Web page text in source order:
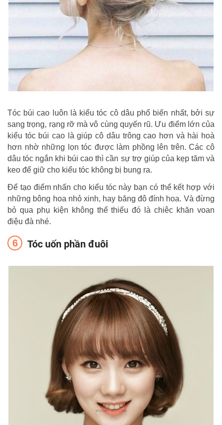
Tóc búi cao luôn là kiểu tóc cô dâu phổ biến nhất, bởi sự
sang trọng, rạng rỡ mà vô cùng quyến rũ. Ưu điểm lớn của
kiểu tóc búi cao là giúp cô dâu trông cao hơn và hài hoà
hơn nhờ những lọn tóc được làm phồng lên trên. Các cô
dâu tóc ngắn khi búi cao thì cần sự trợ giúp của kẹp tăm và
keo để giữ cho kiểu tóc không bị bung ra.
Để tạo điểm nhấn cho kiểu tóc này bạn có thể kết hợp với
những bông hoa nhỏ xinh, hay băng đô đính hoa. Và đừng
bỏ qua phụ kiện không thể thiếu đó là chiêc khăn voan
điệu đà nhé.
Tóc uốn phần đuôi